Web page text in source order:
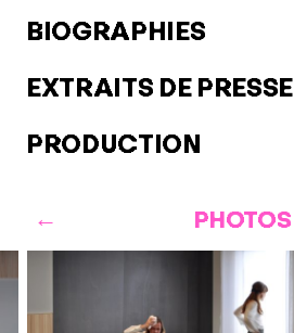
BIOGRAPHIES
EXTRAITS DE PRESSE
PRODUCTION
PHOTOS